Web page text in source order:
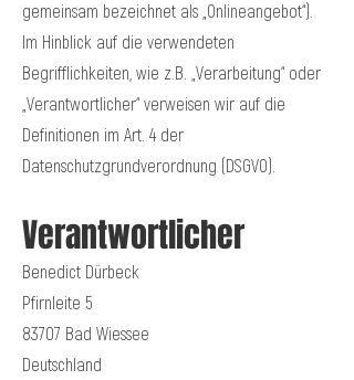
gemeinsam bezeichnet als „Onlineangebot“).
Im Hinblick auf die verwendeten
Begrifflichkeiten, wie z.B. „Verarbeitung“ oder
„Verantwortlicher“ verweisen wir auf die
Definitionen im Art. 4 der
Datenschutzgrundverordnung (DSGVO).
Verantwortlicher
Benedict Dürbeck
Pfirnleite 5
83707 Bad Wiessee
Deutschland